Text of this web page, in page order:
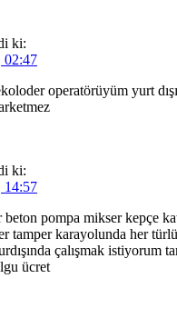
ki:
02:47
operatörüyüm yurt
ki:
14:57
beton pompa mikser kepçe
tamper karayolunda her
çalışmak istiyorum
ücret